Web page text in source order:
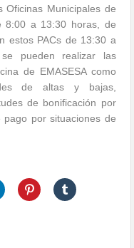
Municipales de
8:00 a 13:30 horas, de
estos PACs de 13:30 a
pueden realizar las
de EMASESA como
de altas y bajas,
de bonificación por
por situaciones de